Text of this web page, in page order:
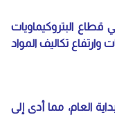
البتروكيماويات
تكاليف المواد
برنت بنسبة 5.6% منذ بداية العام، مما أدى إلى